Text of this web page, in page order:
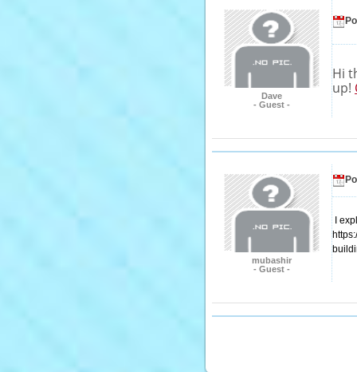
Dave
- Guest -
Hi
up!
mubashir
- Guest -
I